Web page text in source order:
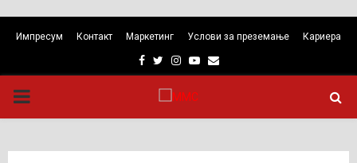
Импресум Контакт Маркетинг Услови за преземање Кариера
Facebook
TwitterInstagram
Youtube
Email
PRIMARY